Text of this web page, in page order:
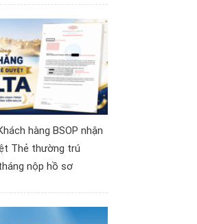
hàng BSOP nhận
Thẻ thường trú
nộp hồ sơ